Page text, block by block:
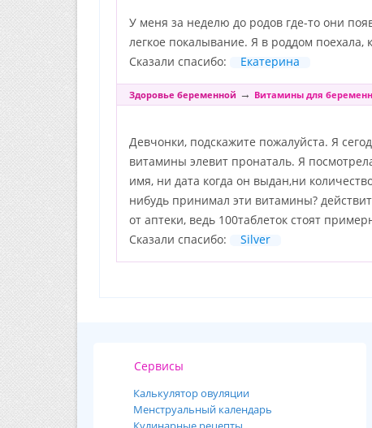
У меня за неделю до родов где-то они
легкое покалывание. Я в роддом поехала,
Сказали спасибо:
Екатерина
Здоровье беременной → Витамины для
Девчонки, подскажите пожалуйста. Я
витамины элевит пронаталь. Я
имя, ни дата когда он выдан,ни
нибудь принимал эти витамины?
от аптеки, ведь 100таблеток стоят
Сказали спасибо:
Silver
Сервисы
Калькулятор овуляции
Менструальный календарь